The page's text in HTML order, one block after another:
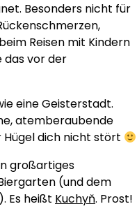
Besonders nicht für
Reisen mit Kindern
das vor der
eine Geisterstadt.
atemberaubende
dich nicht stört
großartiges
(und dem
Es heißt Kuchyň. Prost!